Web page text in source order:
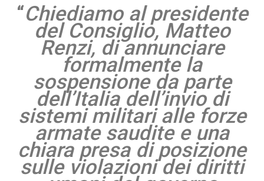
“Chiediamo al presidente
del Consiglio, Matteo
Renzi, di annunciare
formalmente la
sospensione da parte
dell’Italia dell’invio di
sistemi militari alle forze
armate saudite e una
chiara presa di posizione
sulle violazioni dei diritti